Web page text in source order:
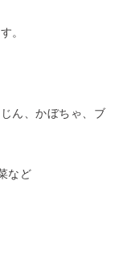
。
ん、かぼちゃ、ブ
など